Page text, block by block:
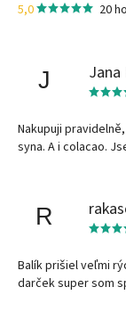
5,0 20
J Jana
Nakupuji
syna. A i colacao.
R
Balík prišiel veľmi
darček super som